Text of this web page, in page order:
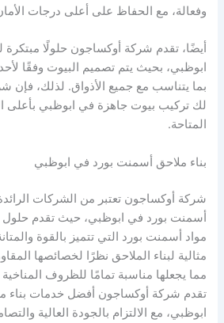
وفعالة، مع الحفاظ على أعلى درجات
أيضًا، تقدم شركة أوكساجون حلولًا
ابوظبي، بحيث يتم تصميم البيوت وفقًا
بما يتناسب مع جميع الأذواق. لذلك،
لك تركيب بيوت جاهزة في ابوظبي بأعلى
المتاحة.
بناء ملاحق أسمنت بورد في ابوظبي
شركة أوكساجون تعتبر من الشركات
أسمنت بورد في ابوظبي، حيث تقدم حلول
مواد أسمنت بورد التي تتميز بالقوة
مثالية لبناء الملاحق نظرًا لخصائصها
مما يجعلها مناسبة تمامًا للظروف
تقدم شركة أوكساجون أفضل خدمات بناء
ابوظبي، مع الالتزام بالجودة العالية